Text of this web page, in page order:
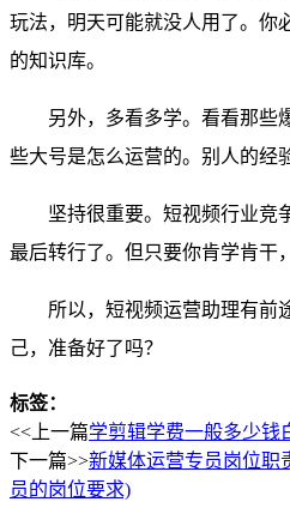
玩法，明天可能就没人用了。你
的知识库。
另外，多看多学。看看那些
些大号是怎么运营的。别人的经
坚持很重要。短视频行业竞
最后转行了。但只要你肯学肯干
所以，短视频运营助理有前
己，准备好了吗？
标签：
<<上一篇学剪辑学费一般多少钱
下一篇>>新媒体运营专员岗位职
员的岗位要求)